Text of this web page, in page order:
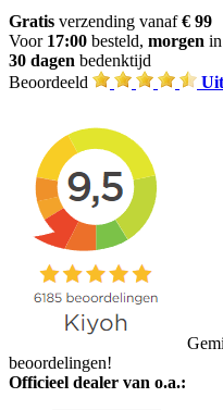
Gratis verzending vanaf€ 99
Voor 17:00 besteld, morgen
30 dagen bedenktijd
Beoordeeld
beoordelingen!
Officieel dealer van o.a.: